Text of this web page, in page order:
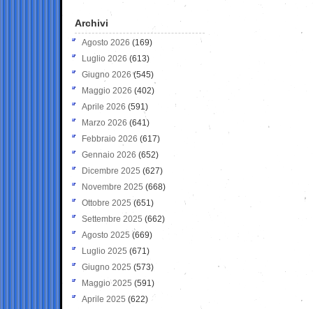
Archivi
Agosto 2026 (169)
Luglio 2026 (613)
Giugno 2026 (545)
Maggio 2026 (402)
Aprile 2026 (591)
Marzo 2026 (641)
Febbraio 2026 (617)
Gennaio 2026 (652)
Dicembre 2025 (627)
Novembre 2025 (668)
Ottobre 2025 (651)
Settembre 2025 (662)
Agosto 2025 (669)
Luglio 2025 (671)
Giugno 2025 (573)
Maggio 2025 (591)
Aprile 2025 (622)